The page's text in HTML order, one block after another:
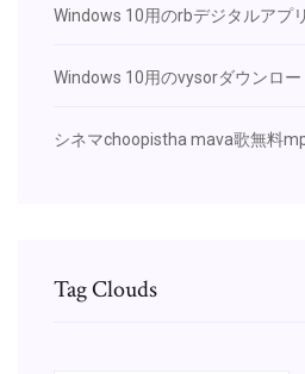
Windows 10用のrbデジタルアプ
Windows 10用のvysorダウンロー
シネマchoopistha mava歌無料
Tag Clouds